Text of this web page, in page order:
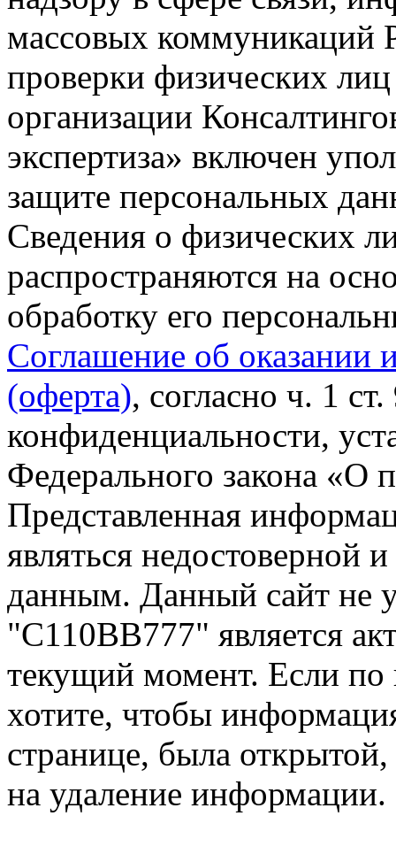
массовых коммуникаций
проверки физических
организации
экспертиза» включен
защите персональных
Сведения о физических
распространяются на
обработку его
Соглашение об оказании
(оферта), согласно ч. 1
конфиденциальности,
Федерального закона «О
Представленная
являться недостоверной
данным. Данный сайт не
"С110ВВ777" является
текущий момент. Если
хотите, чтобы
странице, была открытой,
на удаление информации.